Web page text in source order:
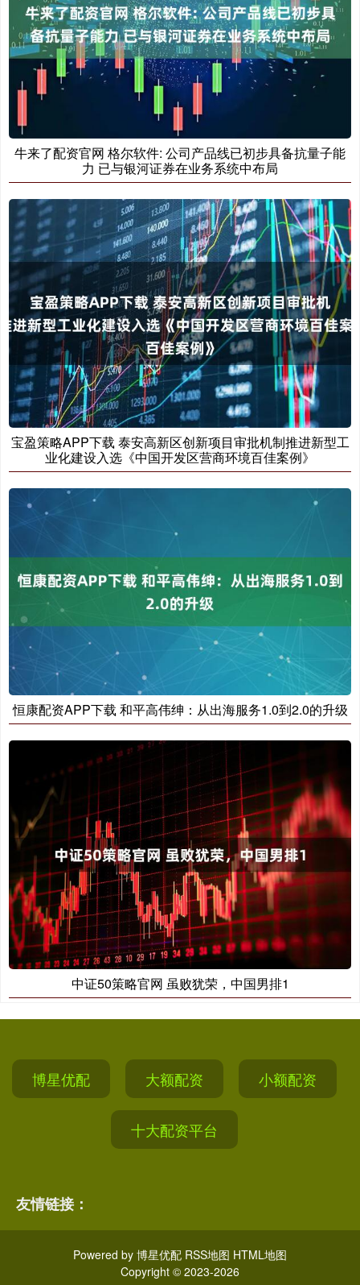
牛来了配资官网 格尔软件: 公司产品线已初步具备抗量子能
力 已与银河证券在业务系统中布局
宝盈策略APP下载 泰安高新区创新项目审批机制推进新型工
业化建设入选《中国开发区营商环境百佳案例》
恒康配资APP下载 和平高伟绅：从出海服务1.0到2.0的升级
中证50策略官网 虽败犹荣，中国男排1
博星优配 大额配资 小额配资
十大配资平台
友情链接：
Powered by 博星优配 RSS地图 HTML地图
Copyright © 2023-2026